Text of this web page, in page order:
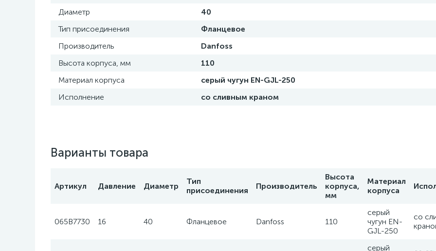
Диаметр
40
Тип присоединения
Фланцевое
Производитель
Danfoss
Высота корпуса, мм
110
Материал корпуса
серый чугун EN-GJL-250
Исполнение
со сливным краном
Варианты товара
Артикул Давление Диаметр
Тип
присоединения
Производитель
Высота
корпуса,
мм
Материал
корпуса
065B7730 16 40 Фланцевое Danfoss 110
серый
чугун EN-
GJL-250
со
серый